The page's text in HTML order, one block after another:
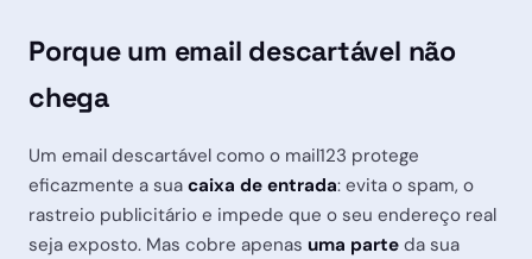
Porque um email descartável não
chega
Um email descartável como o mail123 protege
eficazmente a sua caixa de entrada: evita o spam, o
rastreio publicitário e impede que o seu endereço real
seja exposto. Mas cobre apenas uma parte da sua